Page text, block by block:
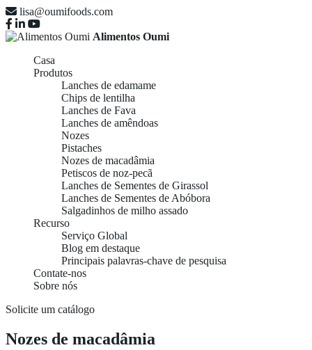
lisa@oumifoods.com
Alimentos Oumi
Casa
Produtos
Lanches de edamame
Chips de lentilha
Lanches de Fava
Lanches de amêndoas
Nozes
Pistaches
Nozes de macadâmia
Petiscos de noz-pecã
Lanches de Sementes de Girassol
Lanches de Sementes de Abóbora
Salgadinhos de milho assado
Recurso
Serviço Global
Blog em destaque
Principais palavras-chave de pesquisa
Contate-nos
Sobre nós
Solicite um catálogo
Nozes de macadâmia